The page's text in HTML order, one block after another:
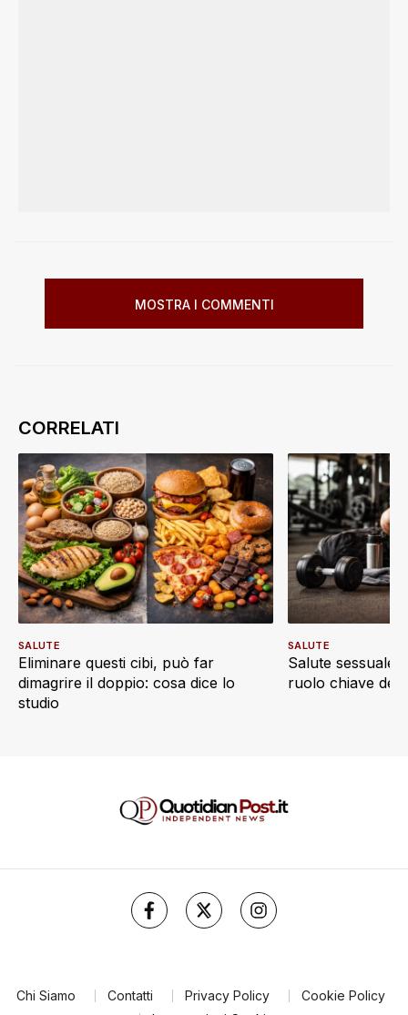
MOSTRA I COMMENTI
Eliminare questi cibi, può far
dimagrire il doppio: cosa dice lo
studio
SALUTE
Salute sessuale
ruolo chiave
SALUTE
Chi Siamo Contatti Privacy Policy
Cookie Policy